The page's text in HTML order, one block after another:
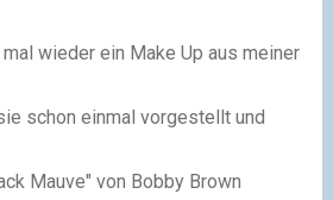
wieder ein Make Up aus meiner
schon einmal vorgestellt und
Mauve" von Bobby Brown